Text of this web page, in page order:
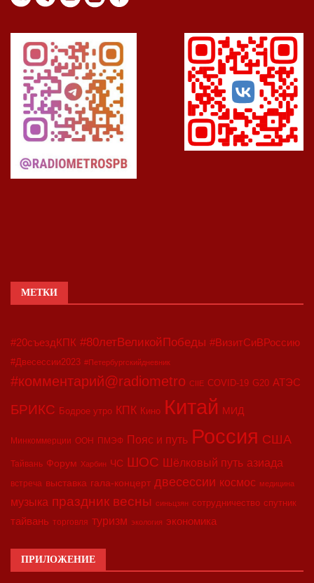
МЕТКИ
#20съездКПК #80летВеликойПобеды #ВизитСиВРоссию
#Двесессии2023 #Петербургскийдневник
#комментарий@radiometro CIIE COVID-19 G20 АТЭС
БРИКС Бодрое утро КПК Кино Китай МИД
Минкоммерции ООН ПМЭФ Пояс и путь Россия США
Тайвань Форум Харбин ЧС ШОС Шёлковый путь азиада
встреча выставка гала-концерт двесессии космос медицина
музыка праздник весны синьцзян сотрудничество спутник
тайвань торговля туризм экология экономика
ПРИЛОЖЕНИЕ